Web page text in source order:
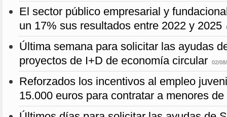
El sector público empresarial y
un 17% sus resultados entre 2022 y 2025
Última semana para solicitar las ayudas
proyectos de I+D de economía circular
02/
Reforzados los incentivos al empleo
15.000 euros para contratar a menores